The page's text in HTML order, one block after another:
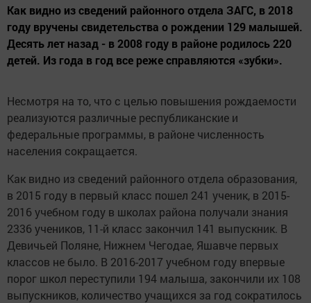
Как видно из сведений районного отдела ЗАГС, в 2018
году вручены свидетельства о рождении 129 малышей.
Десять лет назад - в 2008 году в районе родилось 220
детей. Из года в год все реже справляются «зубки».
Несмотря на то, что с целью повышения рождаемости
реализуются различные республиканские и
федеральные программы, в районе численность
населения сокращается.
Как видно из сведений районного отдела образования,
в 2015 году в первый класс пошел 241 ученик, в 2015-
2016 учебном году в школах района получали знания
2336 учеников, 11-й класс закончил 141 выпускник. В
Девичьей Поляне, Нижнем Чегодае, Яшавче первых
классов не было. В 2016-2017 учебном году впервые
порог школ переступили 194 малыша, закончили их 108
выпускников, количество учащихся за год сократилось